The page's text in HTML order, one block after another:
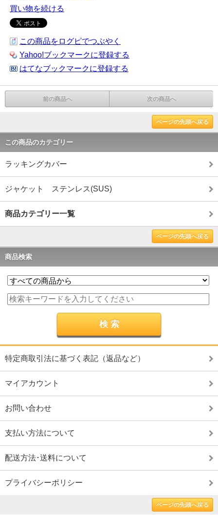
買い物を続ける
この商品をログピでつぶやく
Yahoo!ブックマークに登録する
はてなブックマークに登録する
前の商品へ 次の商品へ
ページの先頭へ戻る
この商品のカテゴリー
ラッキングカバー
ジャケット ステンレス(SUS)
商品カテゴリー一覧
ページの先頭へ戻る
商品検索
特定商取引法に基づく表記（返品など）
マイアカウント
お問い合わせ
支払い方法について
配送方法･送料について
プライバシーポリシー
ページの先頭へ戻る